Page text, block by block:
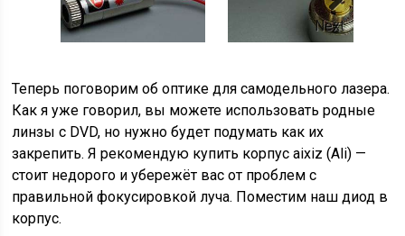
Next
Теперь поговорим об оптике для самодельного лазера.
Как я уже говорил, вы можете использовать родные
линзы с DVD, но нужно будет подумать как их
закрепить. Я рекомендую купить корпус aixiz (Ali) —
стоит недорого и убережёт вас от проблем с
правильной фокусировкой луча. Поместим наш диод в
корпус.